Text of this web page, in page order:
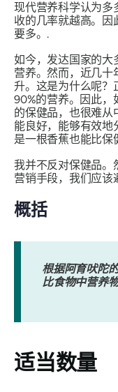
现代营养科学认为多
收的几率就越高。因
要多。.
如今，发达国家的大
营养。然而，近几十
升。这是为什么呢？
90%的营养。因此，
的保健品，也很难从
能良好，能够有效地
是一根香蕉也能比保
我并不反对保健品。
营销手段，我们应该
概括
根据阿育吠陀
比食物中营养
适当数量